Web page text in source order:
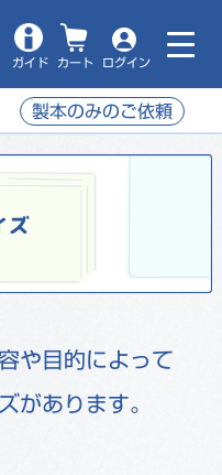
ガイド カート ログイン
製本のみのご依頼
や目的によって
があります。